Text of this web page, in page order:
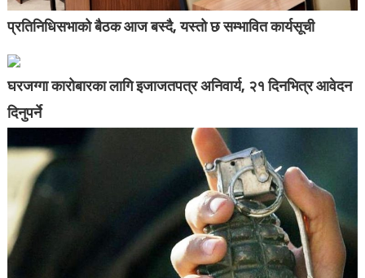
प्रतिनिधिसभाको बैठक आज बस्दै, यस्तो छ सम्भावित कार्यसूची
घरजग्गा कारोबारका लागि इजाजतपत्र अनिवार्य, २१ दिनभित्र आवेदन
दिनुपर्ने